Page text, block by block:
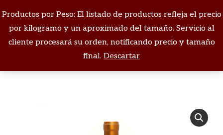
Productos por Peso: El listado de productos refleja el precio
por kilogramo y un aproximado del tamaño. Servicio al
cliente procesará su orden, notificando precio y tamaño
final. Descartar
Buscar:
Estás aquí: